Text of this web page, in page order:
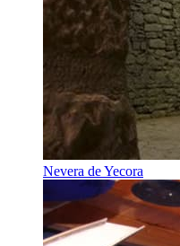
Nevera de Yecora